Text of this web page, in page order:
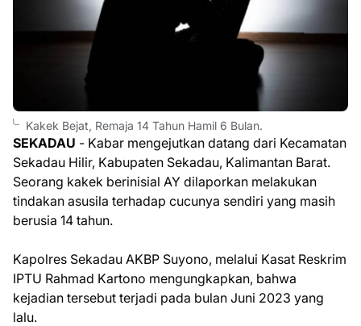
Kakek Bejat, Remaja 14 Tahun Hamil 6 Bulan.
SEKADAU - Kabar mengejutkan datang dari Kecamatan
Sekadau Hilir, Kabupaten Sekadau, Kalimantan Barat.
Seorang kakek berinisial AY dilaporkan melakukan
tindakan asusila terhadap cucunya sendiri yang masih
berusia 14 tahun.
Kapolres Sekadau AKBP Suyono, melalui Kasat Reskrim
IPTU Rahmad Kartono mengungkapkan, bahwa
kejadian tersebut terjadi pada bulan Juni 2023 yang
lalu.